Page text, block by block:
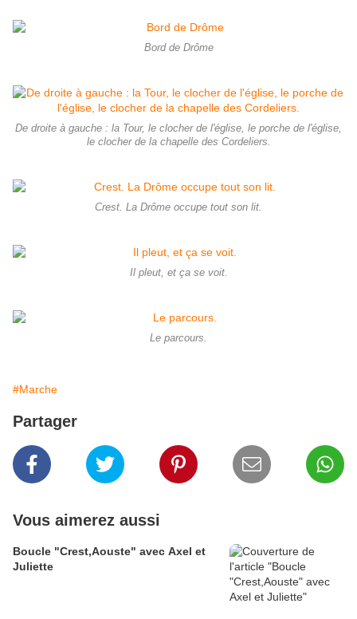
Bord de Drôme
De droite à gauche : la Tour, le clocher de l'église, le porche de l'église,
le clocher de la chapelle des Cordeliers.
Crest. La Drôme occupe tout son lit.
Il pleut, et ça se voit.
Le parcours.
#Marche
Partager
Vous aimerez aussi
Boucle "Crest,Aouste" avec Axel et
Juliette